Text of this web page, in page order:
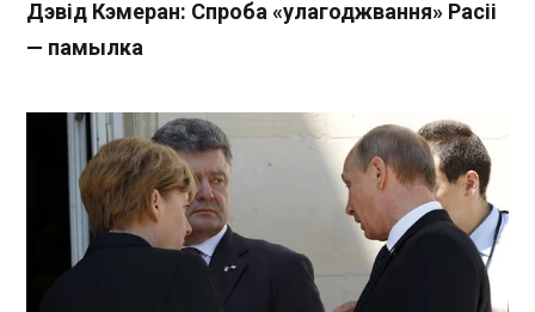
Дэвід Кэмеран: Спроба «улагоджвання» Расіі
— памылка